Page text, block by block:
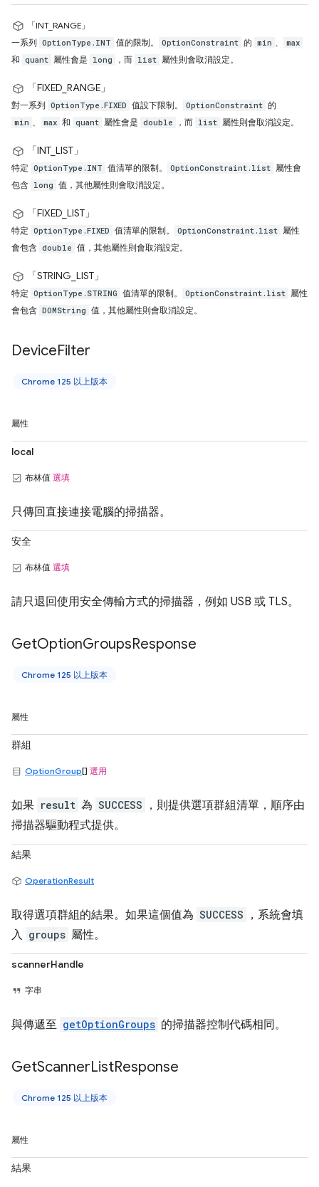
「INT_RANGE」
一系列 OptionType.INT 值的限制。 OptionConstraint 的 min 、 max
和 quant 屬性會是 long ，而 list 屬性則會取消設定。
「FIXED_RANGE」
對一系列 OptionType.FIXED 值設下限制。 OptionConstraint 的
min 、 max 和 quant 屬性會是 double ，而 list 屬性則會取消設定。
「INT_LIST」
特定 OptionType.INT 值清單的限制。 OptionConstraint.list 屬性會
包含 long 值，其他屬性則會取消設定。
「FIXED_LIST」
特定 OptionType.FIXED 值清單的限制。 OptionConstraint.list 屬性
會包含 double 值，其他屬性則會取消設定。
「STRING_LIST」
特定 OptionType.STRING 值清單的限制。 OptionConstraint.list 屬性
會包含 DOMString 值，其他屬性則會取消設定。
DeviceFilter
Chrome 125 以上版本
屬性
local
布林值 選填
只傳回直接連接電腦的掃描器。
安全
布林值 選填
請只退回使用安全傳輸方式的掃描器，例如 USB 或 TLS。
GetOptionGroupsResponse
Chrome 125 以上版本
屬性
群組
OptionGroup[] 選用
如果 result 為 SUCCESS
，則提供選項群組清單，順序由
掃描器驅動程式提供。
結果
OperationResult
取得選項群組的結果。如果這個值為 SUCCESS
，系統會填
入 groups 屬性。
scannerHandle
字串
與傳遞至 getOptionGroups 的掃描器控制代碼相同。
GetScannerListResponse
Chrome 125 以上版本
屬性
結果